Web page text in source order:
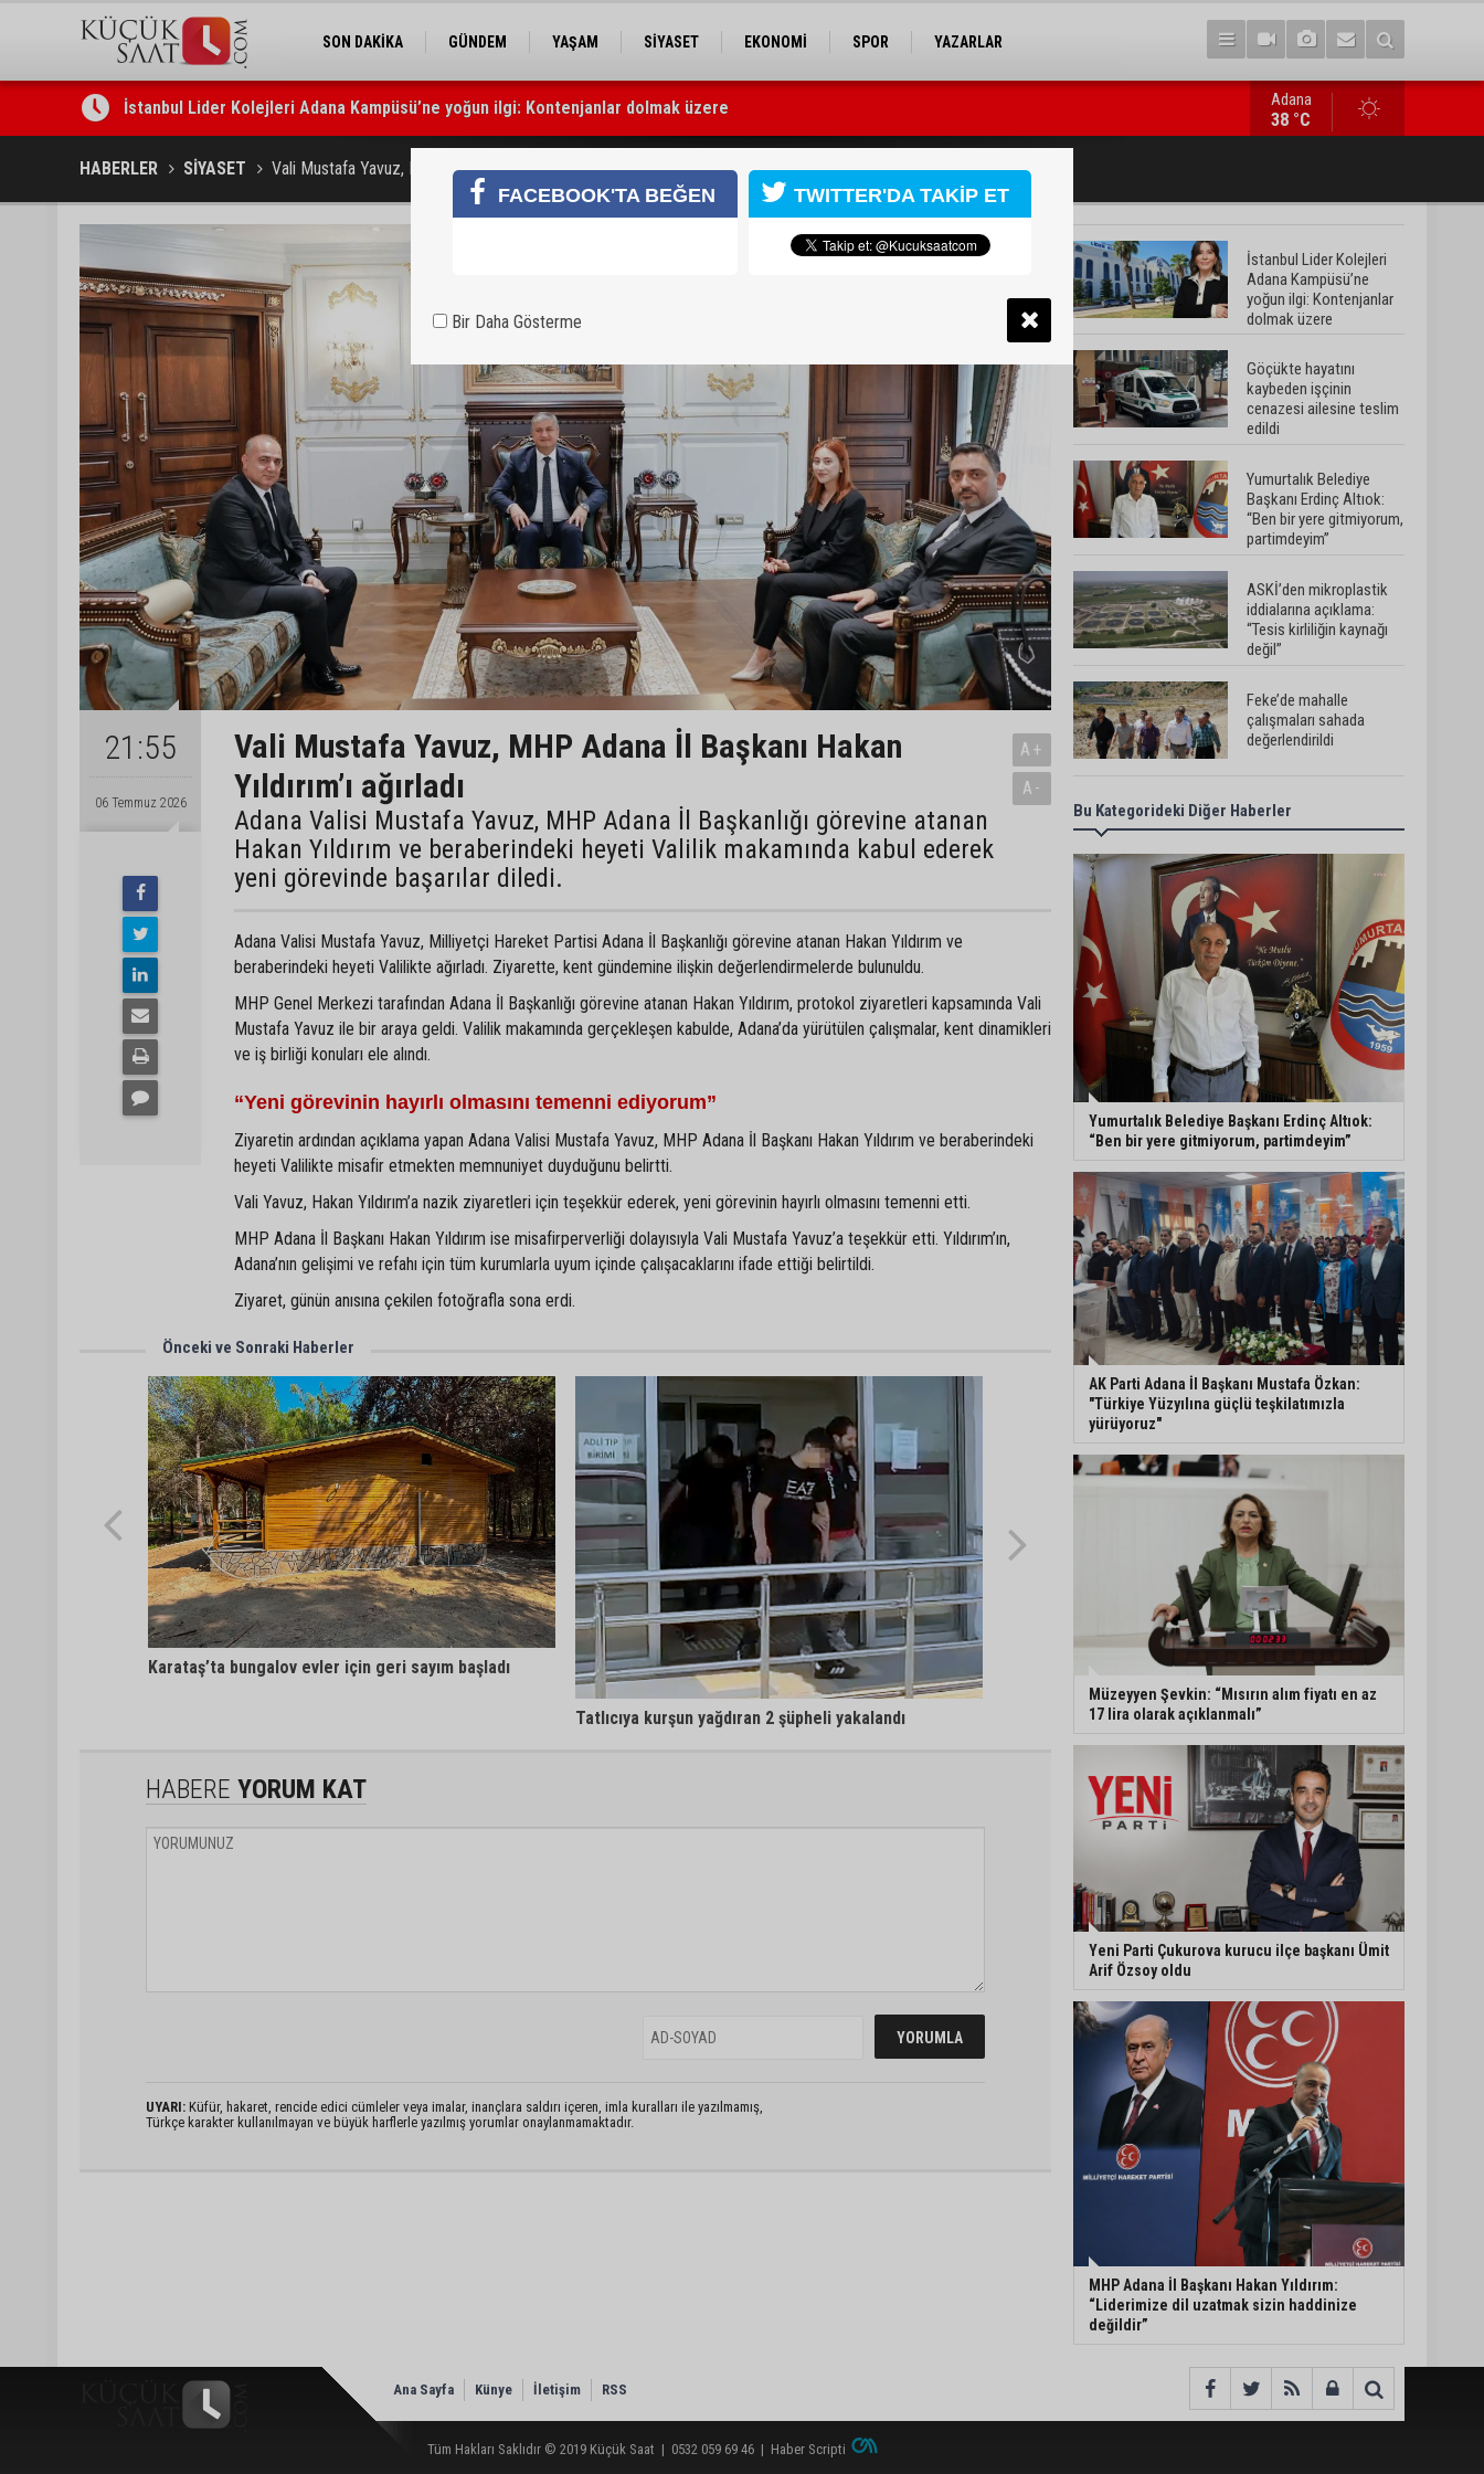
SON DAKİKA GÜNDEM YAŞAM SİYASET EKONOMİ SPOR YAZARLAR
İstanbul Lider Kolejleri Adana Kampüsü’ne yoğun ilgi: Kontenjanlar dolmak üzere
Yumurtalık Belediye Başkanı Erdinç Altıok: “Ben bir yere
Adana
38 °C
HABERLER SİYASET Vali Mustafa Yavuz, MHP Adana İl Başkanı Hakan Yıldırım’ı ağırladı
21:55
06 Temmuz 2026
Vali Mustafa Yavuz, MHP Adana İl Başkanı Hakan
Yıldırım’ı ağırladı
Adana Valisi Mustafa Yavuz, MHP Adana İl Başkanlığı görevine atanan
Hakan Yıldırım ve beraberindeki heyeti Valilik makamında kabul ederek
yeni görevinde başarılar diledi.
A+
A-
Adana Valisi Mustafa Yavuz, Milliyetçi Hareket Partisi Adana İl Başkanlığı görevine atanan Hakan Yıldırım ve
beraberindeki heyeti Valilikte ağırladı. Ziyarette, kent gündemine ilişkin değerlendirmelerde bulunuldu.
MHP Genel Merkezi tarafından Adana İl Başkanlığı görevine atanan Hakan Yıldırım, protokol ziyaretleri kapsamında Vali
Mustafa Yavuz ile bir araya geldi. Valilik makamında gerçekleşen kabulde, Adana’da yürütülen çalışmalar, kent dinamikleri
ve iş birliği konuları ele alındı.
“Yeni görevinin hayırlı olmasını temenni ediyorum”
Ziyaretin ardından açıklama yapan Adana Valisi Mustafa Yavuz, MHP Adana İl Başkanı Hakan Yıldırım ve beraberindeki
heyeti Valilikte misafir etmekten memnuniyet duyduğunu belirtti.
Vali Yavuz, Hakan Yıldırım’a nazik ziyaretleri için teşekkür ederek, yeni görevinin hayırlı olmasını temenni etti.
MHP Adana İl Başkanı Hakan Yıldırım ise misafirperverliği dolayısıyla Vali Mustafa Yavuz’a teşekkür etti. Yıldırım’ın,
Adana’nın gelişimi ve refahı için tüm kurumlarla uyum içinde çalışacaklarını ifade ettiği belirtildi.
Ziyaret, günün anısına çekilen fotoğrafla sona erdi.
Önceki ve Sonraki Haberler
Karataş’ta bungalov evler için geri sayım başladı
Tatlıcıya kurşun yağdıran 2 şüpheli yakalandı
HABERE YORUM KAT
UYARI: Küfür, hakaret, rencide edici cümleler veya imalar, inançlara saldırı içeren, imla kuralları ile yazılmamış,
Türkçe karakter kullanılmayan ve büyük harflerle yazılmış yorumlar onaylanmamaktadır.
İstanbul Lider Kolejleri
Adana Kampüsü’ne
yoğun ilgi: Kontenjanlar
dolmak üzere
Göçükte hayatını
kaybeden işçinin
cenazesi ailesine teslim
edildi
Yumurtalık Belediye
Başkanı Erdinç Altıok:
“Ben bir yere gitmiyorum,
partimdeyim”
ASKİ’den mikroplastik
iddialarına açıklama:
“Tesis kirliliğin kaynağı
değil”
Feke’de mahalle
çalışmaları sahada
değerlendirildi
AK Parti Adana İl
Başkanı Mustafa Özkan:
"Türkiye Yüzyılına güçlü
teşkilatımızla yürüyoruz"
Kozan’da Yaz Konserleri
Akdam’da şenliğe
dönüştü
Adana’da sıcaklık alarmı:
Hissedilen 43 dereceyi
bulacak
Yumurtalık’ta ulaşım
ve kaldırımlar yenileniyor
Otoyolda akılalmaz olay:
Önce çaldılar, sonra
“Hırsız çok” diye
uyardılar
Bu Kategorideki Diğer Haberler
Yumurtalık Belediye Başkanı Erdinç Altıok:
“Ben bir yere gitmiyorum, partimdeyim”
AK Parti Adana İl Başkanı Mustafa Özkan:
"Türkiye Yüzyılına güçlü teşkilatımızla
yürüyoruz"
Müzeyyen Şevkin: “Mısırın alım fiyatı en az
17 lira olarak açıklanmalı”
Yeni Parti Çukurova kurucu ilçe başkanı Ümit
Arif Özsoy oldu
MHP Adana İl Başkanı Hakan Yıldırım:
“Liderimize dil uzatmak sizin haddinize
değildir”
Ana Sayfa Künye İletişim RSS
Tüm Hakları Saklıdır © 2019 Küçük Saat | 0532 059 69 46 | Haber Scripti
FACEBOOK'TA BEĞEN TWITTER'DA TAKİP ET
Bir Daha Gösterme